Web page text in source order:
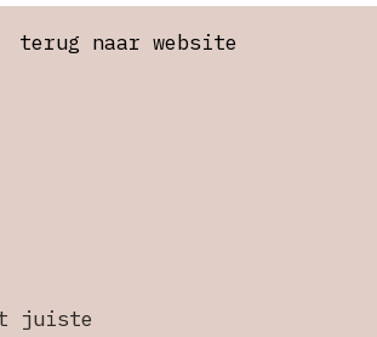
terug naar website
juiste